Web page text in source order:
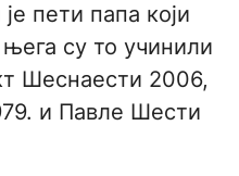
пети папа који
су то учинили
Шеснаести 2006,
и Павле Шести